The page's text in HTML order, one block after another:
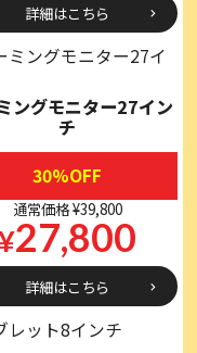
詳細はこちら
ングモニター27イン
チ
30%OFF
通常価格 ¥39,800
27,800
詳細はこちら